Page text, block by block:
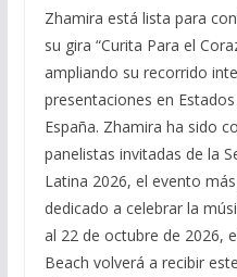
Zhamira está lista para
su gira “Curita Para el
ampliando su recorrido
presentaciones en
España. Zhamira ha sido
panelistas invitadas de la
Latina 2026, el evento
dedicado a celebrar la
al 22 de octubre de 2026,
Beach volverá a recibir